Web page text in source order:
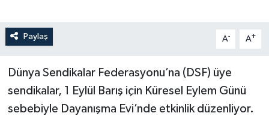
Paylaş A- A+
Dünya Sendikalar Federasyonu’na (DSF) üye
sendikalar, 1 Eylül Barış için Küresel Eylem Günü
sebebiyle Dayanışma Evi’nde etkinlik düzenliyor.